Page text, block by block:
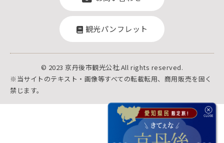
観光パンフレット
© 2023 京丹後市観光公社.All rights reserved.
※当サイトのテキスト・画像等すべての転載転用、商用販売を固く
禁じます。